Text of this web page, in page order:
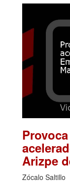
Arizpe
Zócalo Saltillo